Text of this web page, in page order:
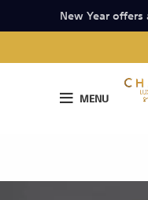
MENU
New Year